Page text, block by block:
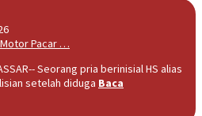
Pacar …
Seorang pria berinisial HS alias
setelah diduga Baca